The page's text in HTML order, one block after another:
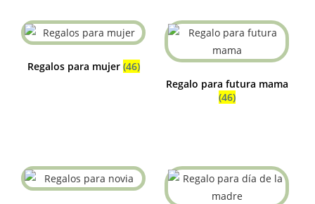
Regalos para mujer (46)
Regalo para futura mama
(46)